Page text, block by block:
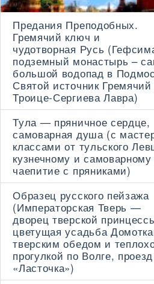
Предания Преподобных.
Гремячий ключ и
чудотворная Русь
подземный монастырь –
большой водопад в
Святой источник
Троице-Сергиева Лавра)
Тула — пряничное сердце,
самоварная душа (с
классами от тульского
кузнечному и
чаепитие с пряниками)
Образец русского пейзажа
(Императорская Тверь —
дворец тверской
цветущая усадьба
тверским обедом и
прогулкой по Волге,
«Ласточка»)